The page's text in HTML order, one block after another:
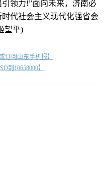
领力!”面向未来，济南必
代社会主义现代化强省会
望平)
订阅山东手机报】
到10658000】